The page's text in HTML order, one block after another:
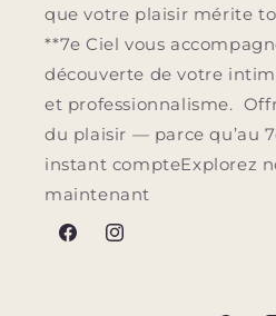
que votre plaisir mérite
**7e Ciel vous
découverte de votre
et professionnalisme.
du plaisir — parce qu’au
instant compteExplorez
maintenant
FacebookInstagram